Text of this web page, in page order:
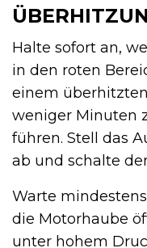
Halte sofort an,
in den roten
einem
weniger Minuten
führen. Stell das
ab und schalte
Warte
die Motorhaube
unter hohem